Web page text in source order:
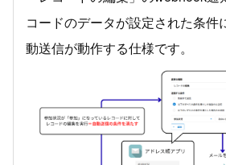
コードのデータが設定された条件
動送信が動作する仕様です。